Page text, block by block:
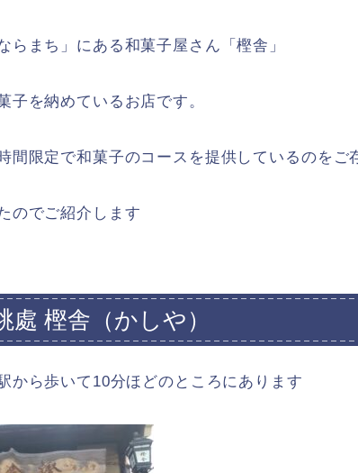
らまち」にある和菓子屋さん「樫舎」
子を納めているお店です。
間限定で和菓子のコースを提供しているのをご
のでご紹介します
處 樫舎（かしや）
から歩いて10分ほどのところにあります